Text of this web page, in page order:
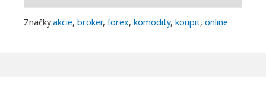
Značky:akcie, broker, forex, komodity, koupit, online